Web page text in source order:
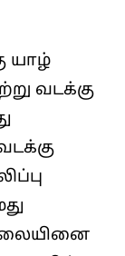
யாழ்
வடக்கு